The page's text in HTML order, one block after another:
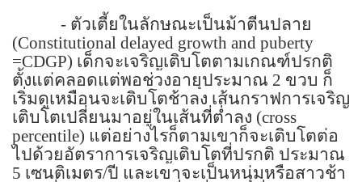
- ตัวเตี้ยในลักษณะเป็นม้าตีนปลาย
(Constitutional delayed growth and puberty
=CDGP) เด็กจะเจริญเติบโตตามเกณฑ์ปรกติ
ตั้งแต่คลอดแต่พอช่วงอายุประมาณ 2 ขวบ ก็
เริ่มดูเหมือนจะเติบโตช้าลง เส้นกราฟการเจริญ
เติบโตเปลี่ยนมาอยู่ในเส้นที่ต่ำลง (cross
percentile) แต่อย่างไรก็ตามเขาก็จะเติบโตต่อ
ไปด้วยอัตราการเจริญเติบโตที่ปรกติ ประมาณ
5 เซนติเมตร/ปี และเขาจะเป็นหนุ่มหรือสาวช้า